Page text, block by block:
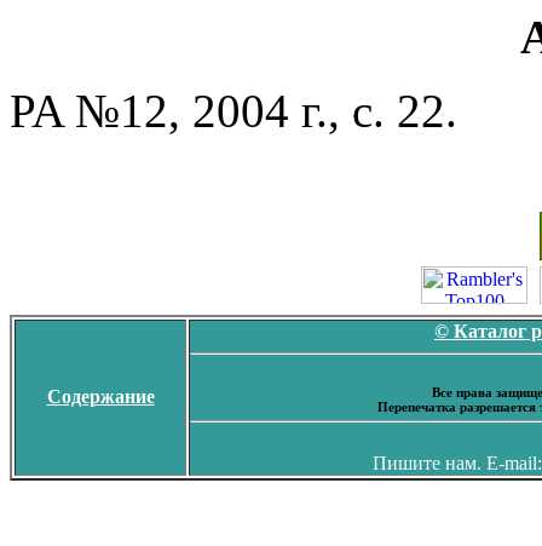
PA №12, 2004 г., с. 22.
Содержание
© Каталог
Все права
Перепечатка
Пишите нам. E-